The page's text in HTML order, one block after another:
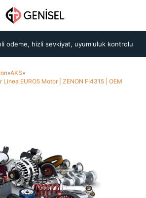
odeme, hizli sevkiyat, uyumluluk kontrolu
»AKS»
EURO5 Motor | ZENON FI4315 | OEM